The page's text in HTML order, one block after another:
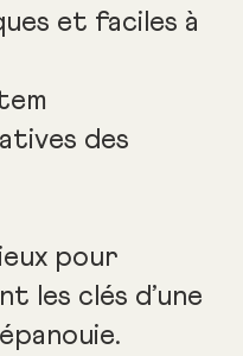
et faciles à
des
pour
les clés d’une